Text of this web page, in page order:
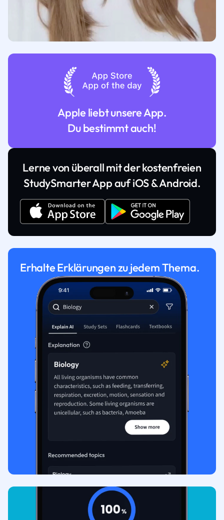
Apple liebt unsere App.
Du bestimmt auch!
Lerne von überall mit der kostenfreien
StudySmarter App auf iOS & Android.
Erhalte Erklärungen zu jedem Thema.